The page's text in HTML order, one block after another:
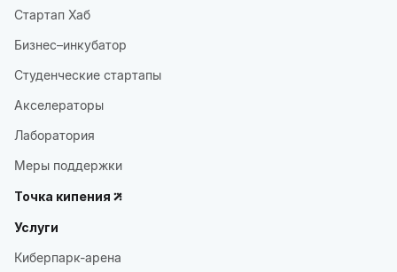
Стартап Хаб
Бизнес–инкубатор
Студенческие стартапы
Акселераторы
Лаборатория
Меры поддержки
Точка кипения
Услуги
Киберпарк-арена